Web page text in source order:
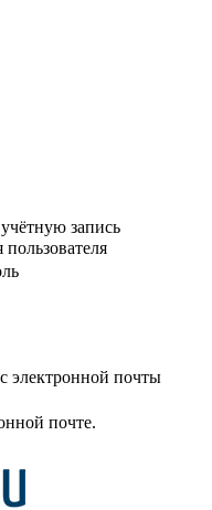
запись
электронной почты
почте.